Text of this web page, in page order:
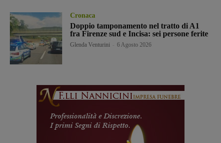
Cronaca
Doppio tamponamento nel tratto di A1
fra Firenze sud e Incisa: sei persone ferite
Glenda Venturini 6 Agosto 2026